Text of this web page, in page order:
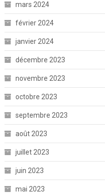
mars 2024
février 2024
janvier 2024
décembre 2023
novembre 2023
octobre 2023
septembre 2023
août 2023
juillet 2023
juin 2023
mai 2023